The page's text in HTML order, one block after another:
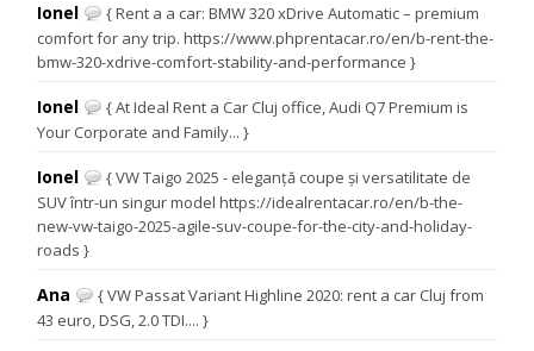
Ionel
{ Rent a a car: BMW 320 xDrive Automatic – premium
comfort for any trip. https://www.phprentacar.ro/en/b-rent-the-
bmw-320-xdrive-comfort-stability-and-performance }
Ionel
{ At Ideal Rent a Car Cluj office, Audi Q7 Premium is
Your Corporate and Family... }
Ionel
{ VW Taigo 2025 - eleganță coupe și versatilitate de
SUV într-un singur model https://idealrentacar.ro/en/b-the-
new-vw-taigo-2025-agile-suv-coupe-for-the-city-and-holiday-
roads }
Ana
{ VW Passat Variant Highline 2020: rent a car Cluj from
43 euro, DSG, 2.0 TDI.... }